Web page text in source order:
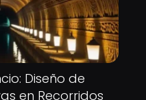
Diseño de
en Recorridos